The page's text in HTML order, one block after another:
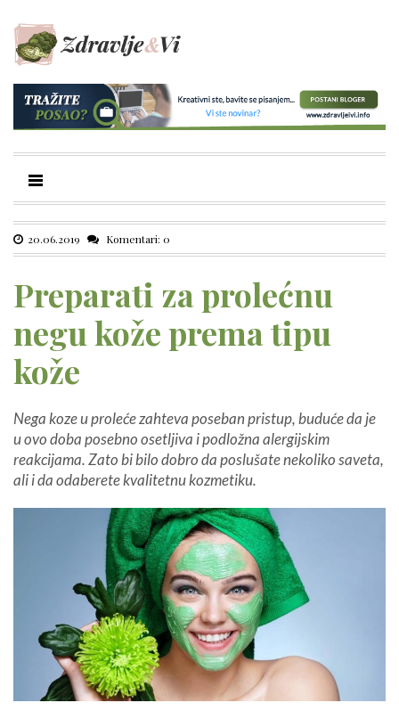
20.06.2019 Komentari: 0
Preparati za prolećnu
negu kože prema tipu
kože
Nega koze u proleće zahteva poseban pristup, buduće da je
u ovo doba posebno osetljiva i podložna alergijskim
reakcijama. Zato bi bilo dobro da poslušate nekoliko saveta,
ali i da odaberete kvalitetnu kozmetiku.